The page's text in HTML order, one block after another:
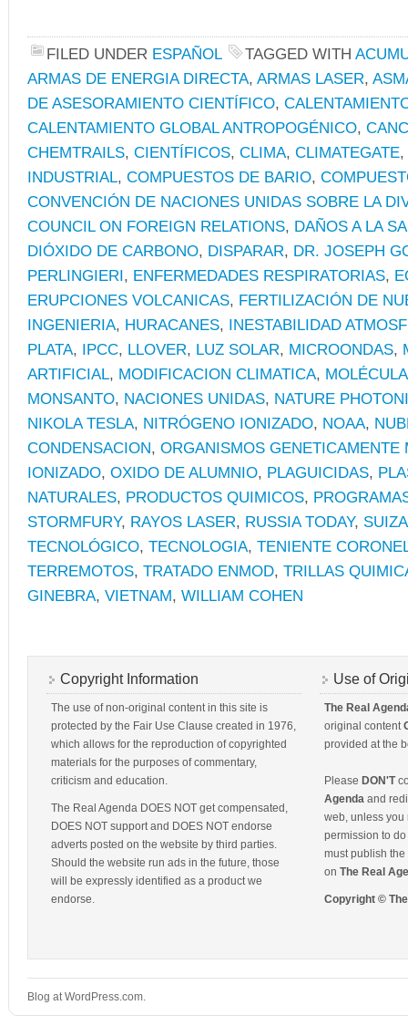
FILED UNDER ESPAÑOL TAGGED WITH
ARMAS DE ENERGIA DIRECTA, ARMAS LASER,
DE ASESORAMIENTO CIENTÍFICO,
CALENTAMIENTO GLOBAL ANTROPOGÉNICO,
CHEMTRAILS, CIENTÍFICOS, CLIMA, CLIMATEGATE,
INDUSTRIAL, COMPUESTOS DE BARIO,
CONVENCIÓN DE NACIONES UNIDAS SOBRE LA
COUNCIL ON FOREIGN RELATIONS, DAÑOS A LA
DIÓXIDO DE CARBONO, DISPARAR, DR. JOSEPH
PERLINGIERI, ENFERMEDADES RESPIRATORIAS,
ERUPCIONES VOLCANICAS, FERTILIZACIÓN DE
INGENIERIA, HURACANES, INESTABILIDAD
PLATA, IPCC, LLOVER, LUZ SOLAR, MICROONDAS,
ARTIFICIAL, MODIFICACION CLIMATICA,
MONSANTO, NACIONES UNIDAS, NATURE
NIKOLA TESLA, NITRÓGENO IONIZADO, NOAA,
CONDENSACION, ORGANISMOS GENETICAMENTE
IONIZADO, OXIDO DE ALUMNIO, PLAGUICIDAS,
NATURALES, PRODUCTOS QUIMICOS,
STORMFURY, RAYOS LASER, RUSSIA TODAY, SUIZA
TECNOLÓGICO, TECNOLOGIA, TENIENTE
TERREMOTOS, TRATADO ENMOD, TRILLAS
GINEBRA, VIETNAM, WILLIAM COHEN
Copyright Information
The use of non-original content in this site is
protected by the Fair Use Clause created in 1976,
which allows for the reproduction of copyrighted
materials for the purposes of commentary,
criticism and education.
The Real Agenda DOES NOT get compensated,
DOES NOT support and DOES NOT endorse
adverts posted on the website by third parties.
Should the website run ads in the future, those
will be expressly identified as a product we
endorse.
Use of
The Real
original content
provided at the
Please DON'T
Agenda and
web, unless you
permission to
must publish
on The Real
Copyright ©
Blog at WordPress.com.